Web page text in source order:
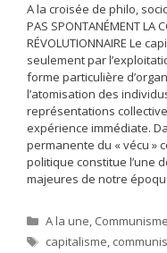
A la croisée de philo,
PAS SPONTANÉMENT LA
RÉVOLUTIONNAIRE Le
seulement par
forme particulière
l’atomisation des
représentations
expérience immédiate.
permanente du « vécu »
politique constitue l’une
majeures de notre
Catégories
A la une, Communisme
Étiquettes
capitalisme,